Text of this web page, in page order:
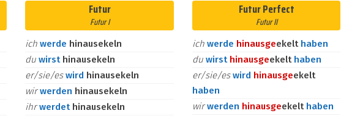
Futur
Futur I
ichwerde hinausekeln
duwirst hinausekeln
er/sie/eswird hinausekeln
wirwerden hinausekeln
ihrwerdet hinausekeln
Futur Perfect
Futur II
ich werde hinausgeekelt haben
du wirst hinausgeekelt haben
er/sie/eswird hinausgeekelt
haben
wirwerden hinausgeekelt haben